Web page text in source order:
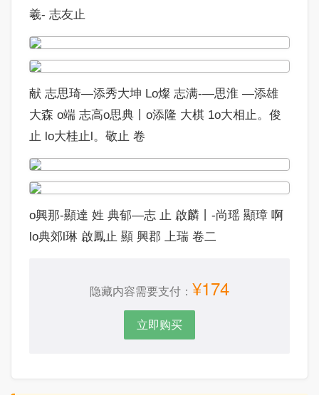
羲- 志友止
献 志思琦—添秀大坤 Lo燦 志满-—思淮 —添雄
大森 o端 志高o思典丨o添隆 大棋 1o大相止。俊
止 lo大桂止l。敬止 卷
o興那-顯達 姓 典郁—志 止 啟麟丨-尚瑶 顯璋 啊
lo典郊l琳 啟鳳止 顯 興郡 上瑞 卷二
隐藏内容需要支付： ¥174
立即购买